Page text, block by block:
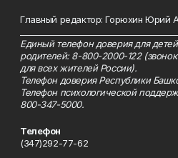
Главный редактор: Горюхин Юрий
Единый телефон доверия для
родителей: 8-800-2000-122
для всех жителей России).
Телефон доверия Республики
Телефон психологической
800-347-5000.
Телефон
(347)292-77-62